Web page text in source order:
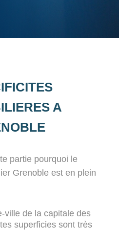
A
partie pourquoi le
Grenoble est en plein
ville de la capitale des
superficies sont très